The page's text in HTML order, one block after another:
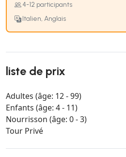
4-12 participants
Italien, Anglais
liste de prix
Adultes (âge: 12 - 99)
Enfants (âge: 4 - 11)
Nourrisson (âge: 0 - 3)
Tour Privé